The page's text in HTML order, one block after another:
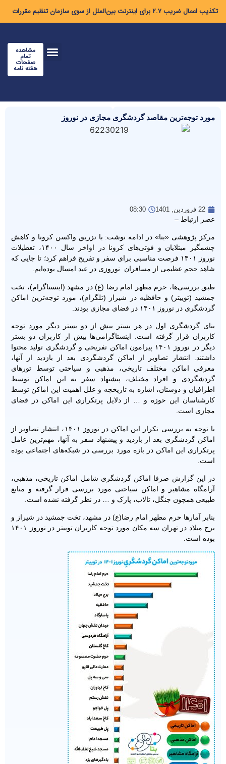
تکذیب اعمال ضریب ۲.۷ برای اینترنت بین‌الملل از سوی سازمان تنظیم مقررات
مشاهده
تمام
صفحات
هفته نامه
مورد توجه‌ترین مقاصد گردشگری مجازی در نوروز
22 فروردین, 1401 08:30
عصر ارتباط –
مرکز پژوهشی «بتا» در ادامه نوشت: با تزریق واکسن کرونا و کاهش
چشمگیر مبتلایان و فوتی‌های کرونا در اواخر سال ۱۴۰۰، تعطیلات
نوروز ۱۴۰۱ فرصت مناسبی برای سفر و تفریح فراهم کرد؛ تا جایی که
شاهد حجم عظیمی از مسافران نوروزی در عید امسال بوده‌ایم.
طبق بررسی‌ها، حرم مطهر امام رضا (ع) در مشهد (اینستاگرام)، تخت
جمشید (توییتر) و حافظیه در شیراز (تلگرام)، مورد توجه‌ترین اماکن
گردشگری در نوروز ۱۴۰۱ در فضای مجازی بودند.
بنای گردشگری اول در هر بستر بیش از دو بستر دیگر مورد توجه
کاربران قرار گرفته است. اینستاگرامی‌ها بیش از کاربران دو بستر
دیگر در نوروز ۱۴۰۱ پیرامون اماکن تفریحی و گردشگری تولید محتوا
داشتند. انتشار تصاویر از اماکن گردشگردی بعد از بازدید از آنها،
معرفی اماکن مختلف تاریخی، مذهبی و سیاحتی توسط تورهای
گردشگردی و افراد مختلف، پیشنهاد سفر به این اماکن توسط
اطرافیان و دوستان، اشاره به تاریخچه و علل اهمیت این اماکن توسط
کارشناسان این حوزه و … از دلایل پرتکراری این اماکن در فضای
مجازی است.
با توجه به بررسی تکرار این اماکن در نوروز ۱۴۰۱، انتشار تصاویر از
اماکن گردشگری بعد از بازدید و پیشنهاد سفر به آنها، مهم‌ترین عامل
پرتکراری این اماکن در بازه‌ مورد بررسی در شبکه‌های اجتماعی بوده
است.
در این گزارش صرفا اماکن گردشگری شامل اماکن تاریخی، مذهبی،
آرامگاه مشاهیر و اماکن سیاحتی مورد بررسی قرار گرفته و منابع
طبیعی همچون جنگل، تالاب، پارک و … در نظر گرفته نشده است.
بنابر آمارها حرم مطهر امام رضا(ع) در مشهد، تخت جمشید در شیراز و
برج میلاد در تهران سه مکان مورد توجه کاربران توییتر در نوروز ۱۴۰۱
بوده است.